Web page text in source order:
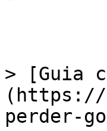
> [Guia
(https://
perder-